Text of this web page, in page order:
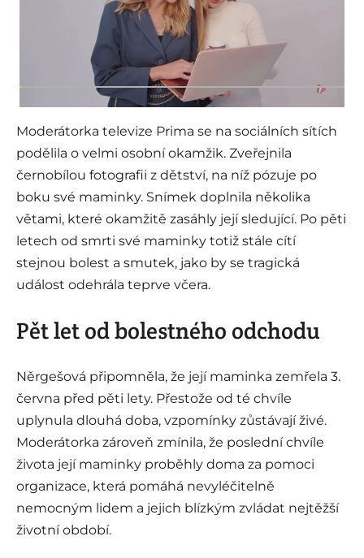
Moderátorka televize Prima se na sociálních sítích
podělila o velmi osobní okamžik. Zveřejnila
černobílou fotografii z dětství, na níž pózuje po
boku své maminky. Snímek doplnila několika
větami, které okamžitě zasáhly její sledující. Po pěti
letech od smrti své maminky totiž stále cítí
stejnou bolest a smutek, jako by se tragická
událost odehrála teprve včera.
Pět let od bolestného odchodu
Něrgešová připomněla, že její maminka zemřela 3.
června před pěti lety. Přestože od té chvíle
uplynula dlouhá doba, vzpomínky zůstávají živé.
Moderátorka zároveň zmínila, že poslední chvíle
života její maminky proběhly doma za pomoci
organizace, která pomáhá nevyléčitelně
nemocným lidem a jejich blízkým zvládat nejtěžší
životní období.